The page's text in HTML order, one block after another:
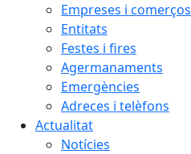
Empreses i comerços
Entitats
Festes i fires
Agermanaments
Emergències
Adreces i telèfons
Actualitat
Notícies